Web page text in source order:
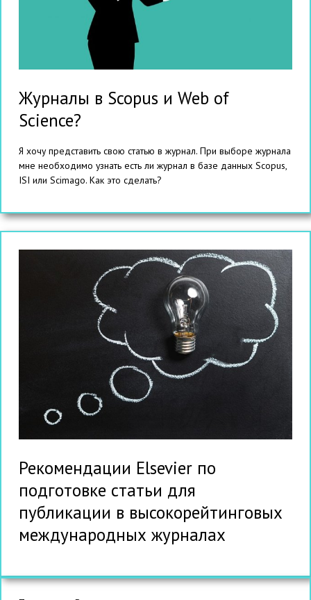
Журналы в Scopus и Web of
Science?
Я хочу представить свою статью в журнал. При выборе журнала
мне необходимо узнать есть ли журнал в базе данных Scopus,
ISI или Scimago. Как это сделать?
Рекомендации Elsevier по
подготовке статьи для
публикации в высокорейтинговых
международных журналах